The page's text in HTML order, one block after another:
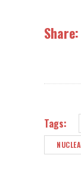
Share:
Tags: